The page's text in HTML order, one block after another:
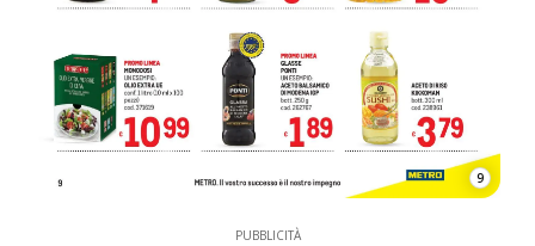
9
PUBBLICITÀ